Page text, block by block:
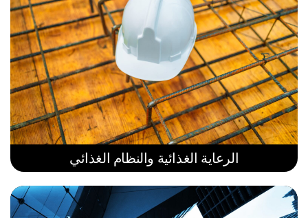
الرعاية الغذائية والنظام الغذائي